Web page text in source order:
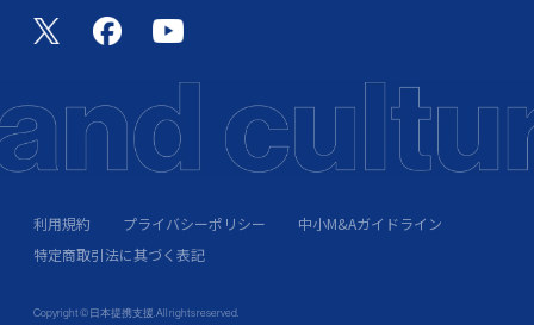
利用規約 プライバシーポリシー
中小M&Aガイドライン
特定商取引法に其づく表記
Copyright © 日本提携支援. All rights reserved.